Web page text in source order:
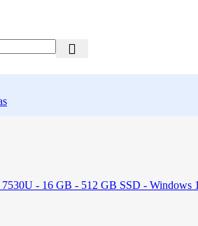
- 16 GB - 512 GB SSD - Windows